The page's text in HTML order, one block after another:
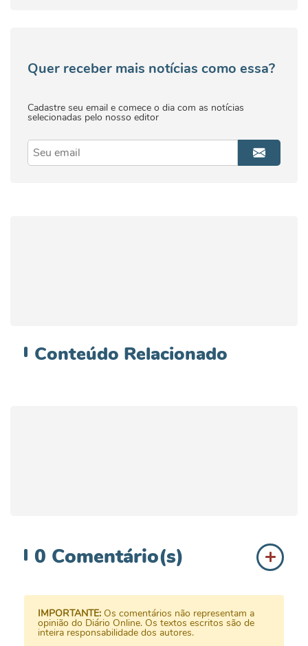
Quer receber mais notícias como essa?
Cadastre seu email e comece o dia com as notícias
selecionadas pelo nosso editor
Conteúdo Relacionado
0 Comentário(s)
IMPORTANTE: Os comentários não representam a
opinião do Diário Online. Os textos escritos são de
inteira responsabilidade dos autores.